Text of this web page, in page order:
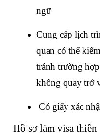
ngữ
Cung cấp lịch
quan có thể
tránh trường
không quay trở
Có giấy xác
Hồ sơ làm visa thiền